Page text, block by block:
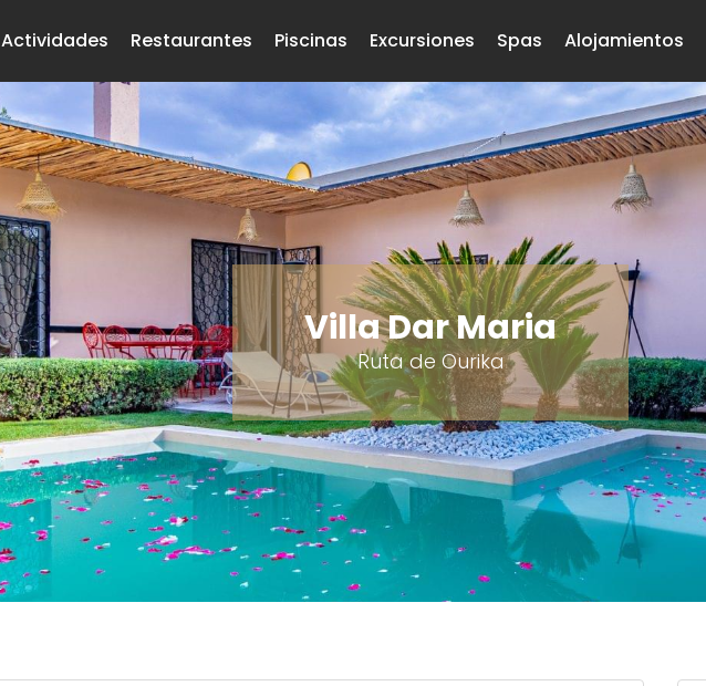
Actividades Restaurantes Piscinas Excursiones Spas Alojamientos
Villa Dar Maria
Ruta de Ourika